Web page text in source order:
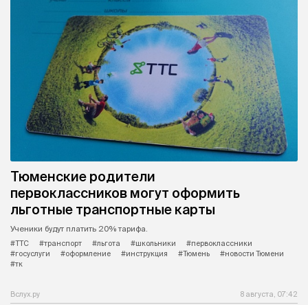
Тюменские родители
первоклассников могут оформить
льготные транспортные карты
Ученики будут платить 20% тарифа.
#ТТС
#транспорт #льгота #школьники
#первоклассники
#госуслуги
#оформление #инструкция #Тюмень
#новости Тюмени
#тк
Вслух.ру 8 августа, 07:42